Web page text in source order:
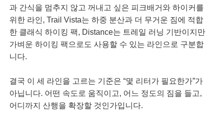
과 간식을 멈추지 않고 꺼내고 싶은 피크배거와 하이커를
위한 라인, Trail Vista는 하중 분산과 더 무거운 짐에 적합
한 클래식 하이킹 팩, Distance는 트레일 러닝 기반이지만
가벼운 하이킹 팩으로도 사용할 수 있는 라인으로 구분합
니다.
결국 이 세 라인을 고르는 기준은 “몇 리터가 필요한가”가
아닙니다. 어떤 속도로 움직이고, 어느 정도의 짐을 들고,
어디까지 산행을 확장할 것인가입니다.